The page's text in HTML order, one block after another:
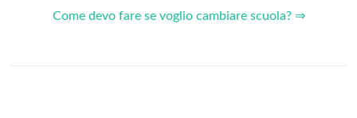
Come devo fare se voglio cambiare scuola? ⇒